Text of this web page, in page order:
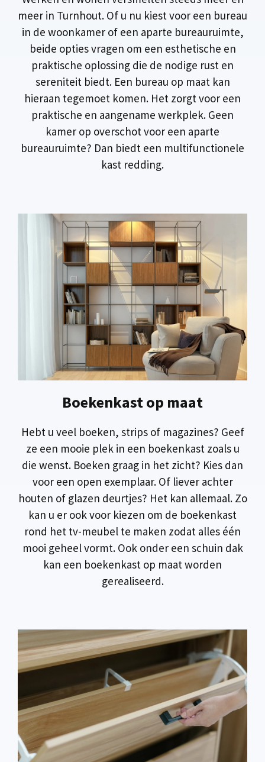
meer in Turnhout. Of u nu kiest voor een bureau
in de woonkamer of een aparte bureauruimte,
beide opties vragen om een esthetische en
praktische oplossing die de nodige rust en
sereniteit biedt. Een bureau op maat kan
hieraan tegemoet komen. Het zorgt voor een
praktische en aangename werkplek. Geen
kamer op overschot voor een aparte
bureauruimte? Dan biedt een multifunctionele
kast redding.
Boekenkast op maat
Hebt u veel boeken, strips of magazines? Geef
ze een mooie plek in een boekenkast zoals u
die wenst. Boeken graag in het zicht? Kies dan
voor een open exemplaar. Of liever achter
houten of glazen deurtjes? Het kan allemaal. Zo
kan u er ook voor kiezen om de boekenkast
rond het tv-meubel te maken zodat alles één
mooi geheel vormt. Ook onder een schuin dak
kan een boekenkast op maat worden
gerealiseerd.